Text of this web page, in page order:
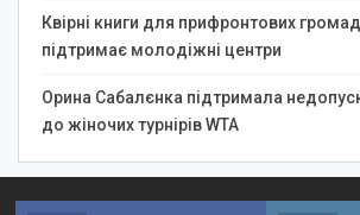
Квірні книги для прифронтових
підтримає молодіжні центри
Орина Сабалєнка підтримала
до жіночих турнірів WTA